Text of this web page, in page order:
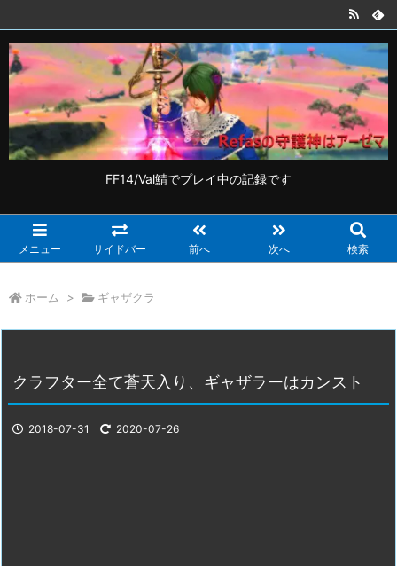
FF14/Val鯖でプレイ中の記録です
メニュー サイドバー 前へ 次へ 検索
ホーム > ギャザクラ
クラフター全て蒼天入り、ギャザラーはカンスト
2018-07-31 2020-07-26